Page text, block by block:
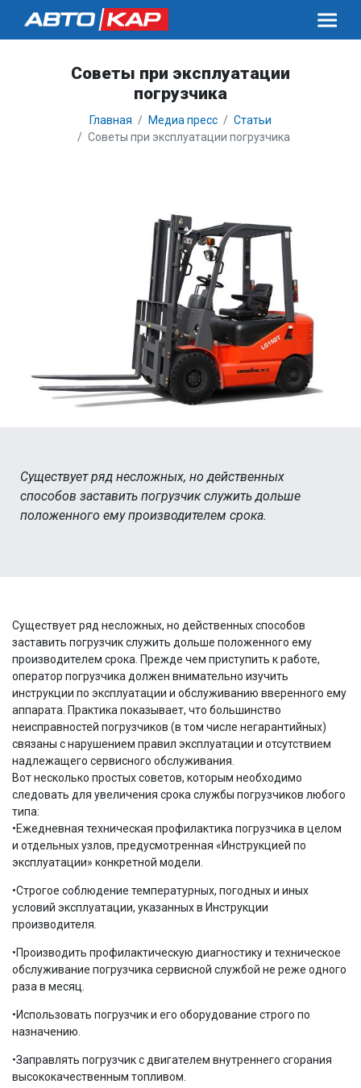
Советы при эксплуатации
погрузчика
Главная Медиа пресс
Статьи
Советы при эксплуатации погрузчика
Существует ряд несложных, но действенных
способов заставить погрузчик служить дольше
положенного ему производителем срока.
Существует ряд несложных, но действенных способов
заставить погрузчик служить дольше положенного ему
производителем срока. Прежде чем приступить к работе,
оператор погрузчика должен внимательно изучить
инструкции по эксплуатации и обслуживанию вверенного ему
аппарата. Практика показывает, что большинство
неисправностей погрузчиков (в том числе негарантийных)
связаны с нарушением правил эксплуатации и отсутствием
надлежащего сервисного обслуживания.
Вот несколько простых советов, которым необходимо
следовать для увеличения срока службы погрузчиков любого
типа:
•Ежедневная техническая профилактика погрузчика в целом
и отдельных узлов, предусмотренная «Инструкцией по
эксплуатации» конкретной модели.
•Строгое соблюдение температурных, погодных и иных
условий эксплуатации, указанных в Инструкции
производителя.
•Производить профилактическую диагностику и техническое
обслуживание погрузчика сервисной службой не реже одного
раза в месяц.
•Использовать погрузчик и его оборудование строго по
назначению.
•Заправлять погрузчик с двигателем внутреннего сгорания
высококачественным топливом.